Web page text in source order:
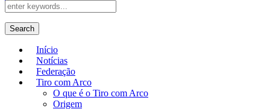
Search
Início
Notícias
Federação
Tiro com Arco
O que é o Tiro com Arco
Origem